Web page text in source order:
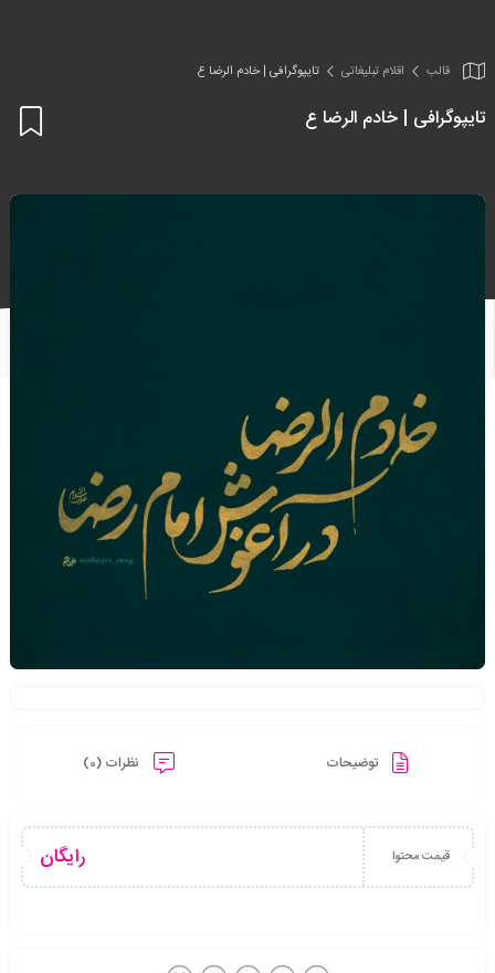
قالب اقلام تبلیغاتی تایپوگرافی | خادم الرضا ع
تایپوگرافی | خادم الرضا ع
توضیحات نظرات (0)
قیمت محتوا رایگان